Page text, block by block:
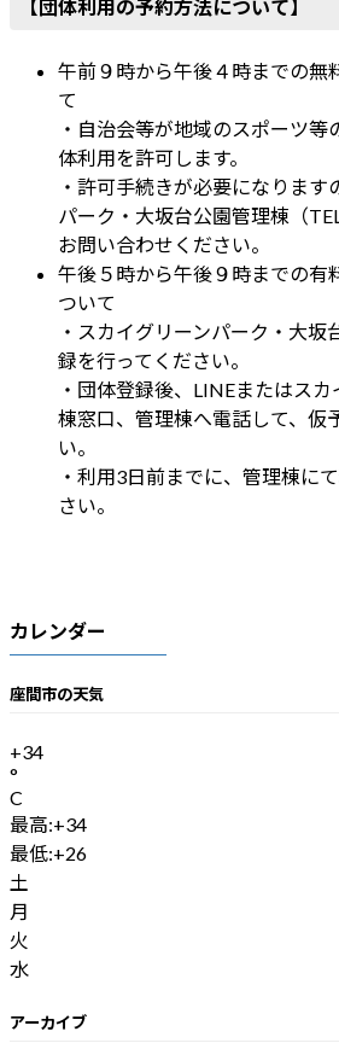
【団体利用の予約方法について】
午前９時から午後４時までの無
て
・自治会等が地域のスポーツ等
体利用を許可します。
・許可手続きが必要になります
パーク・大坂台公園管理棟（
お問い合わせください。
午後５時から午後９時までの有
ついて
・スカイグリーンパーク・大坂
録を行ってください。
・団体登録後、LINEまたはス
棟窓口、管理棟へ電話して、仮
い。
・利用3日前までに、管理棟に
さい。
カレンダー
座間市の天気
+34
°
C
最高:+34
最低:+26
土
月
火
水
アーカイブ